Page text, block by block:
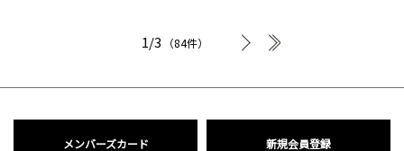
1/3 （84件）
次へ
メンバーズカード 新規会員登録